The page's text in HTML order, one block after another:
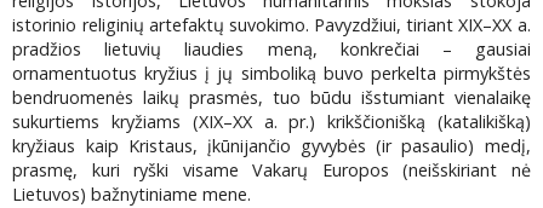
istorinio religinių artefaktų suvokimo. Pavyzdžiui, tiriant XIX–XX a.
pradžios lietuvių liaudies meną, konkrečiai – gausiai
ornamentuotus kryžius į jų simboliką buvo perkelta pirmykštės
bendruomenės laikų prasmės, tuo būdu išstumiant vienalaikę
sukurtiems kryžiams (XIX–XX a. pr.) krikščionišką (katalikišką)
kryžiaus kaip Kristaus, įkūnijančio gyvybės (ir pasaulio) medį,
prasmę, kuri ryški visame Vakarų Europos (neišskiriant nė
Lietuvos) bažnytiniame mene.